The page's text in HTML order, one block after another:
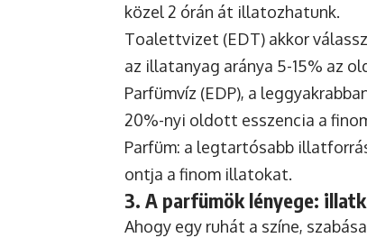
közel 2 órán át illatozhatunk.
Toalettvizet (EDT) akkor
az illatanyag aránya 5-15% az
Parfümvíz (EDP), a
20%-nyi oldott esszencia a
Parfüm: a legtartósabb
ontja a finom illatokat.
3. A parfümök lényege:
Ahogy egy ruhát a színe,